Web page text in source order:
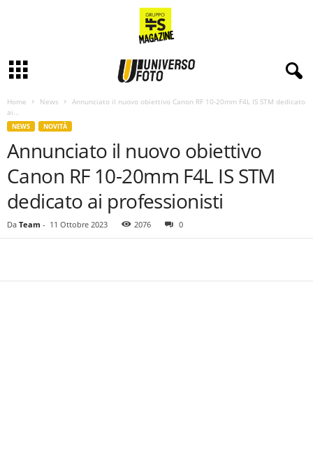
Home News
Annunciato il nuovo obiettivo Canon RF 10-20mm F4L IS STM dedicato
ai...
NEWS NOVITÀ
Annunciato il nuovo obiettivo
Canon RF 10-20mm F4L IS STM
dedicato ai professionisti
Da Team - 11 Ottobre 2023 2076 0